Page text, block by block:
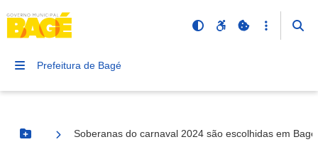
Prefeitura de Bagé
Botão Menu
Soberanas do carnaval 2024 são escolhidas em Bagé